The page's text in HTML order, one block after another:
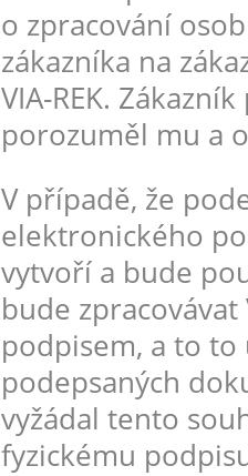
o zpracování
zákazníka na
VIA-REK.
porozuměl mu a
V případě, že
elektronického
vytvoří a bude
bude
podpisem, a to to
podepsaných
vyžádal tento
fyzickému